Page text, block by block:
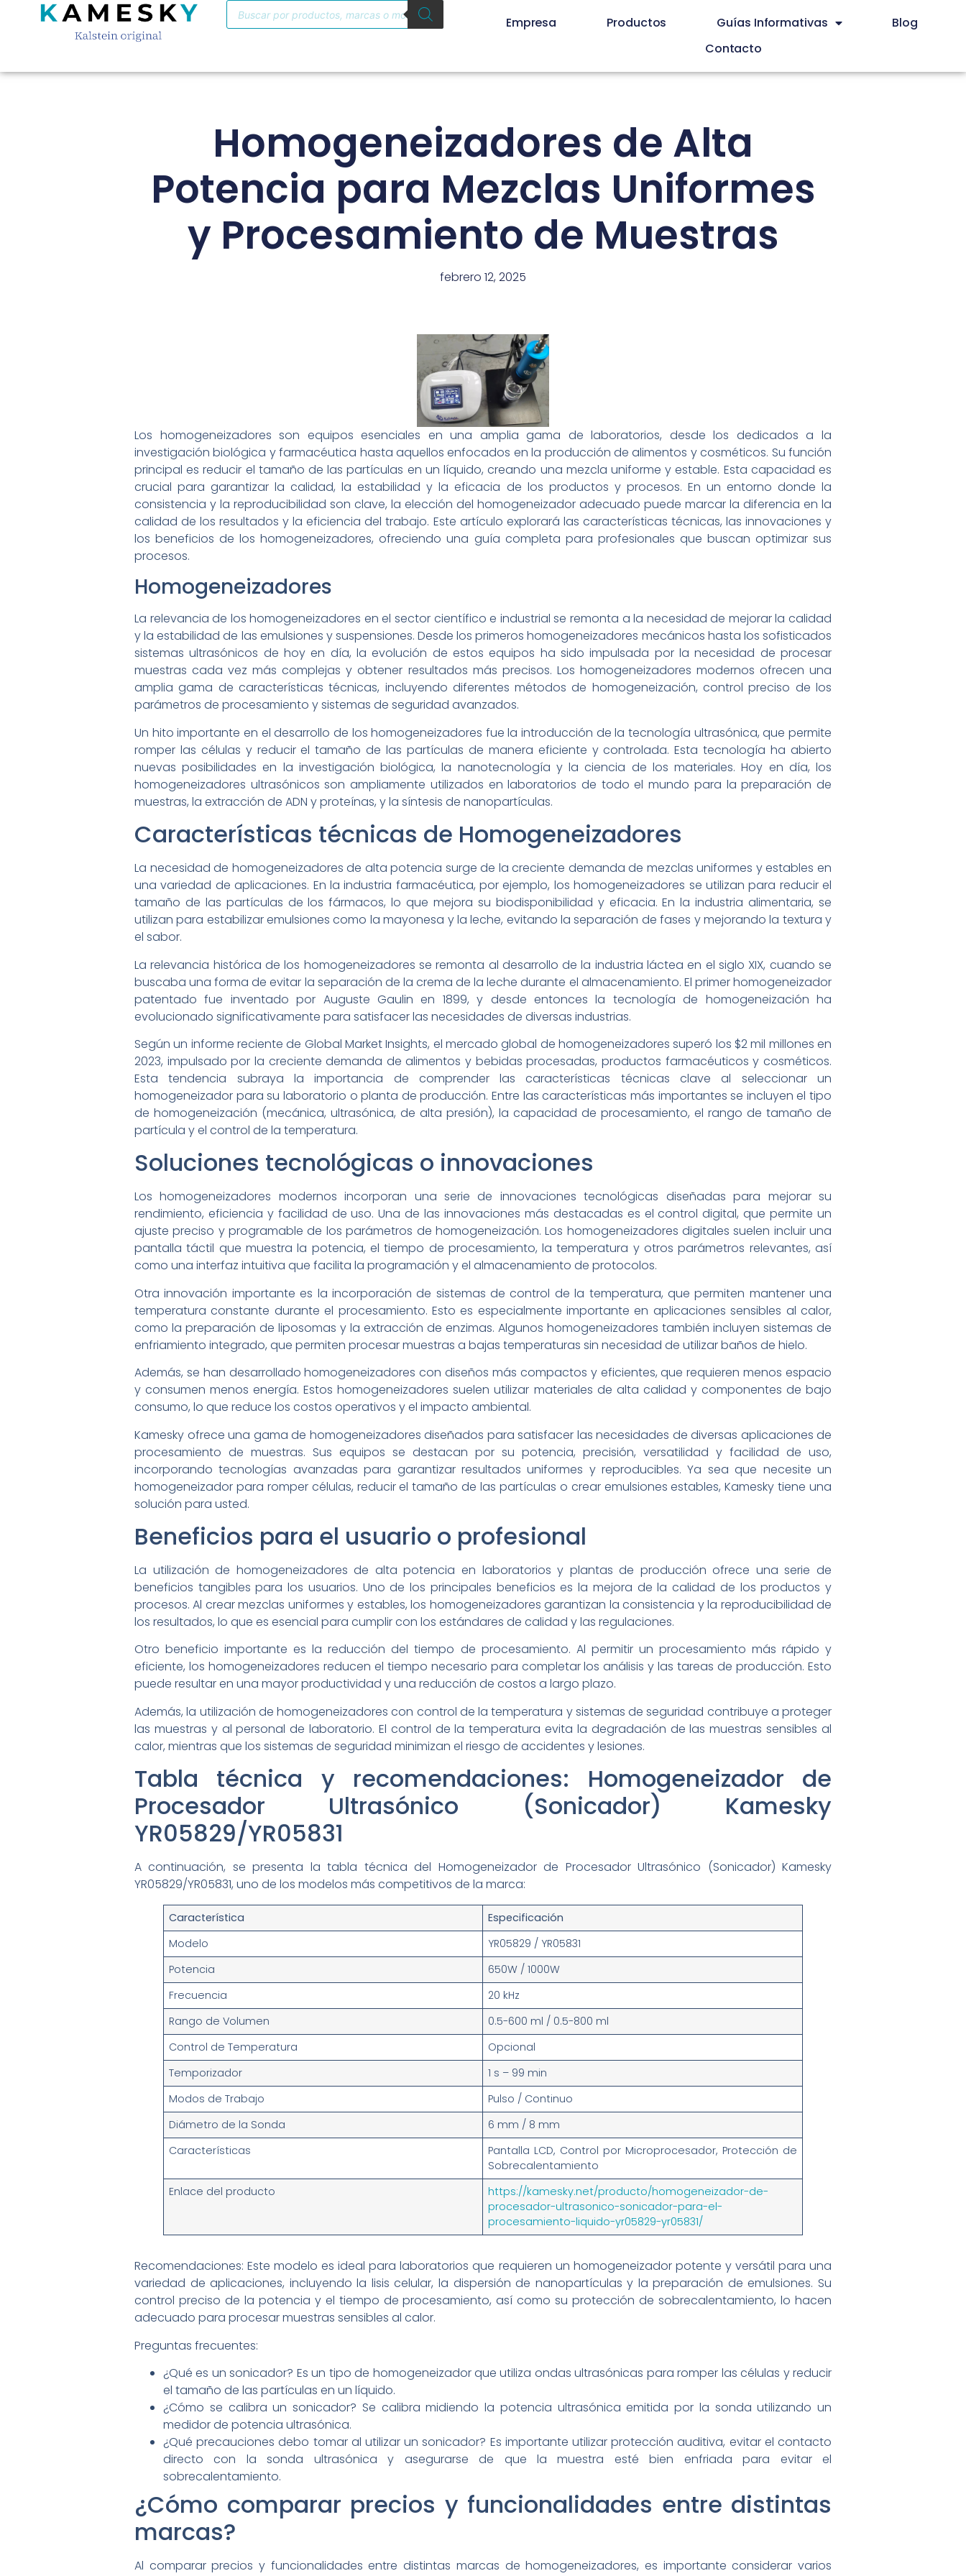
Empresa Productos Guías Informativas
Blog
Contacto
Homogeneizadores de Alta
Potencia para Mezclas Uniformes
y Procesamiento de Muestras
febrero 12, 2025
Los homogeneizadores son equipos esenciales en una amplia gama de laboratorios, desde los dedicados a la
investigación biológica y farmacéutica hasta aquellos enfocados en la producción de alimentos y cosméticos. Su función
principal es reducir el tamaño de las partículas en un líquido, creando una mezcla uniforme y estable. Esta capacidad es
crucial para garantizar la calidad, la estabilidad y la eficacia de los productos y procesos. En un entorno donde la
consistencia y la reproducibilidad son clave, la elección del homogeneizador adecuado puede marcar la diferencia en la
calidad de los resultados y la eficiencia del trabajo. Este artículo explorará las características técnicas, las innovaciones y
los beneficios de los homogeneizadores, ofreciendo una guía completa para profesionales que buscan optimizar sus
procesos.
Homogeneizadores
La relevancia de los homogeneizadores en el sector científico e industrial se remonta a la necesidad de mejorar la calidad
y la estabilidad de las emulsiones y suspensiones. Desde los primeros homogeneizadores mecánicos hasta los sofisticados
sistemas ultrasónicos de hoy en día, la evolución de estos equipos ha sido impulsada por la necesidad de procesar
muestras cada vez más complejas y obtener resultados más precisos. Los homogeneizadores modernos ofrecen una
amplia gama de características técnicas, incluyendo diferentes métodos de homogeneización, control preciso de los
parámetros de procesamiento y sistemas de seguridad avanzados.
Un hito importante en el desarrollo de los homogeneizadores fue la introducción de la tecnología ultrasónica, que permite
romper las células y reducir el tamaño de las partículas de manera eficiente y controlada. Esta tecnología ha abierto
nuevas posibilidades en la investigación biológica, la nanotecnología y la ciencia de los materiales. Hoy en día, los
homogeneizadores ultrasónicos son ampliamente utilizados en laboratorios de todo el mundo para la preparación de
muestras, la extracción de ADN y proteínas, y la síntesis de nanopartículas.
Características técnicas de Homogeneizadores
La necesidad de homogeneizadores de alta potencia surge de la creciente demanda de mezclas uniformes y estables en
una variedad de aplicaciones. En la industria farmacéutica, por ejemplo, los homogeneizadores se utilizan para reducir el
tamaño de las partículas de los fármacos, lo que mejora su biodisponibilidad y eficacia. En la industria alimentaria, se
utilizan para estabilizar emulsiones como la mayonesa y la leche, evitando la separación de fases y mejorando la textura y
el sabor.
La relevancia histórica de los homogeneizadores se remonta al desarrollo de la industria láctea en el siglo XIX, cuando se
buscaba una forma de evitar la separación de la crema de la leche durante el almacenamiento. El primer homogeneizador
patentado fue inventado por Auguste Gaulin en 1899, y desde entonces la tecnología de homogeneización ha
evolucionado significativamente para satisfacer las necesidades de diversas industrias.
Según un informe reciente de Global Market Insights, el mercado global de homogeneizadores superó los $2 mil millones en
2023, impulsado por la creciente demanda de alimentos y bebidas procesadas, productos farmacéuticos y cosméticos.
Esta tendencia subraya la importancia de comprender las características técnicas clave al seleccionar un
homogeneizador para su laboratorio o planta de producción. Entre las características más importantes se incluyen el tipo
de homogeneización (mecánica, ultrasónica, de alta presión), la capacidad de procesamiento, el rango de tamaño de
partícula y el control de la temperatura.
Soluciones tecnológicas o innovaciones
Los homogeneizadores modernos incorporan una serie de innovaciones tecnológicas diseñadas para mejorar su
rendimiento, eficiencia y facilidad de uso. Una de las innovaciones más destacadas es el control digital, que permite un
ajuste preciso y programable de los parámetros de homogeneización. Los homogeneizadores digitales suelen incluir una
pantalla táctil que muestra la potencia, el tiempo de procesamiento, la temperatura y otros parámetros relevantes, así
como una interfaz intuitiva que facilita la programación y el almacenamiento de protocolos.
Otra innovación importante es la incorporación de sistemas de control de la temperatura, que permiten mantener una
temperatura constante durante el procesamiento. Esto es especialmente importante en aplicaciones sensibles al calor,
como la preparación de liposomas y la extracción de enzimas. Algunos homogeneizadores también incluyen sistemas de
enfriamiento integrado, que permiten procesar muestras a bajas temperaturas sin necesidad de utilizar baños de hielo.
Además, se han desarrollado homogeneizadores con diseños más compactos y eficientes, que requieren menos espacio
y consumen menos energía. Estos homogeneizadores suelen utilizar materiales de alta calidad y componentes de bajo
consumo, lo que reduce los costos operativos y el impacto ambiental.
Kamesky ofrece una gama de homogeneizadores diseñados para satisfacer las necesidades de diversas aplicaciones de
procesamiento de muestras. Sus equipos se destacan por su potencia, precisión, versatilidad y facilidad de uso,
incorporando tecnologías avanzadas para garantizar resultados uniformes y reproducibles. Ya sea que necesite un
homogeneizador para romper células, reducir el tamaño de las partículas o crear emulsiones estables, Kamesky tiene una
solución para usted.
Beneficios para el usuario o profesional
La utilización de homogeneizadores de alta potencia en laboratorios y plantas de producción ofrece una serie de
beneficios tangibles para los usuarios. Uno de los principales beneficios es la mejora de la calidad de los productos y
procesos. Al crear mezclas uniformes y estables, los homogeneizadores garantizan la consistencia y la reproducibilidad de
los resultados, lo que es esencial para cumplir con los estándares de calidad y las regulaciones.
Otro beneficio importante es la reducción del tiempo de procesamiento. Al permitir un procesamiento más rápido y
eficiente, los homogeneizadores reducen el tiempo necesario para completar los análisis y las tareas de producción. Esto
puede resultar en una mayor productividad y una reducción de costos a largo plazo.
Además, la utilización de homogeneizadores con control de la temperatura y sistemas de seguridad contribuye a proteger
las muestras y al personal de laboratorio. El control de la temperatura evita la degradación de las muestras sensibles al
calor, mientras que los sistemas de seguridad minimizan el riesgo de accidentes y lesiones.
Tabla técnica y recomendaciones: Homogeneizador de
Procesador Ultrasónico (Sonicador) Kamesky
YR05829/YR05831
A continuación, se presenta la tabla técnica del Homogeneizador de Procesador Ultrasónico (Sonicador) Kamesky
YR05829/YR05831, uno de los modelos más competitivos de la marca:
Característica
Especificación
Modelo
YR05829 / YR05831
Potencia
650W / 1000W
Frecuencia
20 kHz
Rango de Volumen
0.5-600 ml / 0.5-800 ml
Control de Temperatura
Opcional
Temporizador
1 s – 99 min
Modos de Trabajo
Pulso / Continuo
Diámetro de la Sonda
6 mm / 8 mm
Características
Pantalla LCD, Control por Microprocesador, Protección de
Sobrecalentamiento
Enlace del producto
https://kamesky.net/producto/homogeneizador-de-
procesador-ultrasonico-sonicador-para-el-
procesamiento-liquido-yr05829-yr05831/
Recomendaciones: Este modelo es ideal para laboratorios que requieren un homogeneizador potente y versátil para una
variedad de aplicaciones, incluyendo la lisis celular, la dispersión de nanopartículas y la preparación de emulsiones. Su
control preciso de la potencia y el tiempo de procesamiento, así como su protección de sobrecalentamiento, lo hacen
adecuado para procesar muestras sensibles al calor.
Preguntas frecuentes:
¿Qué es un sonicador? Es un tipo de homogeneizador que utiliza ondas ultrasónicas para romper las células y reducir
el tamaño de las partículas en un líquido.
¿Cómo se calibra un sonicador? Se calibra midiendo la potencia ultrasónica emitida por la sonda utilizando un
medidor de potencia ultrasónica.
¿Qué precauciones debo tomar al utilizar un sonicador? Es importante utilizar protección auditiva, evitar el contacto
directo con la sonda ultrasónica y asegurarse de que la muestra esté bien enfriada para evitar el
sobrecalentamiento.
¿Cómo comparar precios y funcionalidades entre distintas
marcas?
Al comparar precios y funcionalidades entre distintas marcas de homogeneizadores, es importante considerar varios